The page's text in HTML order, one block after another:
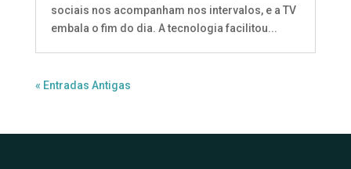
sociais nos acompanham nos intervalos, e a TV
embala o fim do dia. A tecnologia facilitou...
« Entradas Antigas